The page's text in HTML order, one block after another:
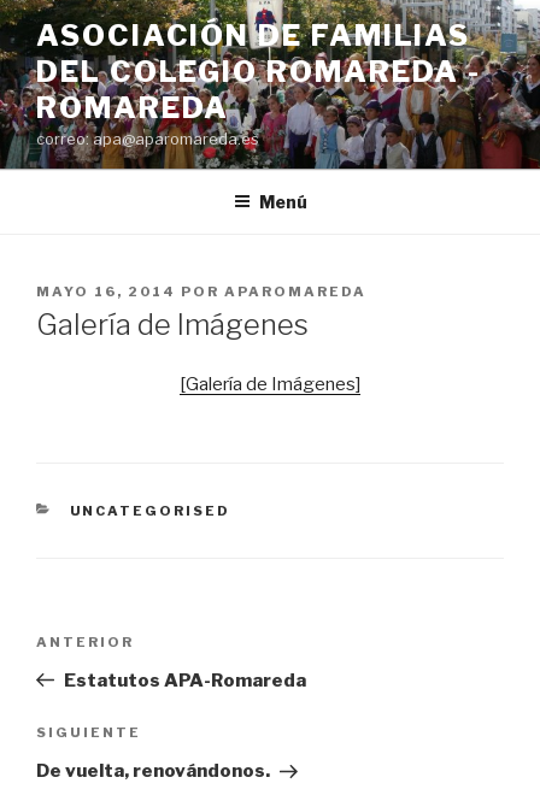
Saltar
al
contenido
ASOCIACIÓN DE FAMILIAS
DEL COLEGIO ROMAREDA -
ROMAREDA
correo: apa@aparomareda.es
Menú
PUBLICADO
EL
MAYO 16, 2014 POR APAROMAREDA
Galería de Imágenes
[Galería de Imágenes]
CATEGORÍAS
UNCATEGORISED
entradas
Entrada
anterior:
ANTERIOR
Estatutos APA-Romareda
Siguiente
entrada
SIGUIENTE
De vuelta, renovándonos.